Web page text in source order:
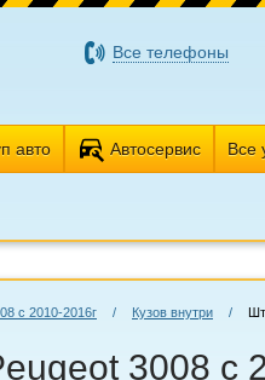
Все телефоны
авто Автосервис Все
с 2010-2016г / Кузов внутри /
3008 с